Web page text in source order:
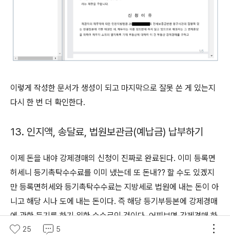
이렇게 작성한 문서가 생성이 되고 마지막으로 잘못 쓴 게 있는지
다시 한 번 더 확인한다.
13. 인지액, 송달료, 법원보관금(예납금) 납부하기
이제 돈을 내야 강제경매의 신청이 진짜로 완료된다. 이미 등록면
허세니 등기촉탁수수료를 이미 냈는데 또 돈내?? 할 수도 있겠지
만 등록면허세와 등기촉탁수수료는 지방세로 법원에 내는 돈이 아
니고 해당 시나 도에 내는 돈이다. 즉 해당 등기부등본에 강제경매
에 관한 등기를 하기 위한 수수료인 것이다. 어찌보면 강제경매 하
는데 필요한 비용이지만 사실 강제경매 자체의 비용은 아니다. 아
25 5